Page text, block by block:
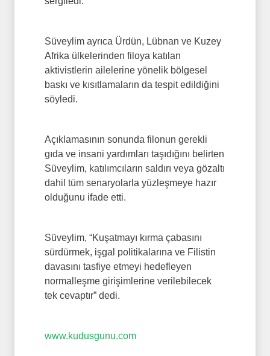
Süveylim ayrıca Ürdün, Lübnan ve Kuzey
Afrika ülkelerinden filoya katılan
aktivistlerin ailelerine yönelik bölgesel
baskı ve kısıtlamaların da tespit edildiğini
söyledi.
Açıklamasının sonunda filonun gerekli
gıda ve insani yardımları taşıdığını belirten
Süveylim, katılımcıların saldırı veya gözaltı
dahil tüm senaryolarla yüzleşmeye hazır
olduğunu ifade etti.
Süveylim, “Kuşatmayı kırma çabasını
sürdürmek, işgal politikalarına ve Filistin
davasını tasfiye etmeyi hedefleyen
normalleşme girişimlerine verilebilecek
tek cevaptır” dedi.
www.kudusgunu.com